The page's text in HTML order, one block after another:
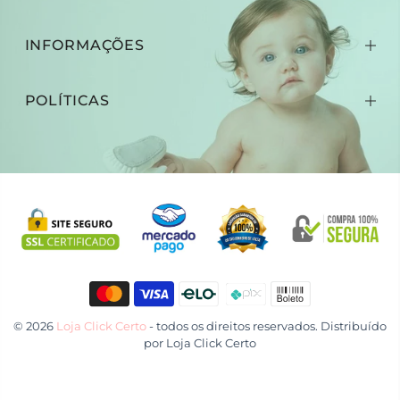
INFORMAÇÕES
POLÍTICAS
© 2026 Loja Click Certo- todos os direitos reservados. Distribuído
por Loja Click Certo